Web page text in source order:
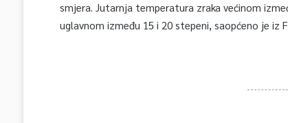
smjera. Jutarnja temperatura zraka većinom
uglavnom između 15 i 20 stepeni, saopćeno je iz